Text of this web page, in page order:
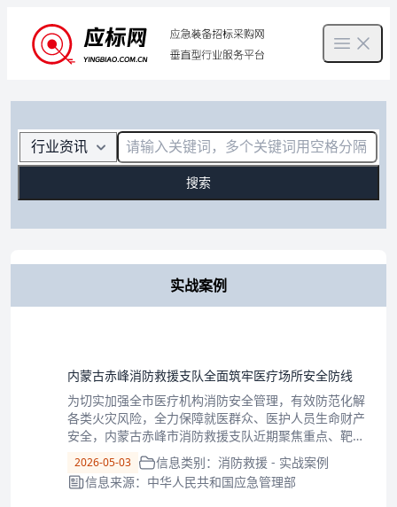
Open
搜索
实战案例
内蒙古赤峰消防救援支队全面筑牢医疗场所安全防线
为切实加强全市医疗机构消防安全管理，有效防范化解
各类火灾风险，全力保障就医群众、医护人员生命财产
安全，内蒙古赤峰市消防救援支队近期聚焦重点、靶向
发力，以隐患排查、实战演练、宣传培训为抓手“三箭
齐发”，扎实推进医疗机构消防安全专项整治工作，全
面筑牢医疗场所安全防线。精准排查除隐患，
2026-05-03
信息类别：消防救援 - 实战案例
信息来源：中华人民共和国应急管理部